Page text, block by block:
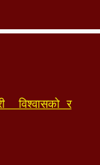
विश्वासको र